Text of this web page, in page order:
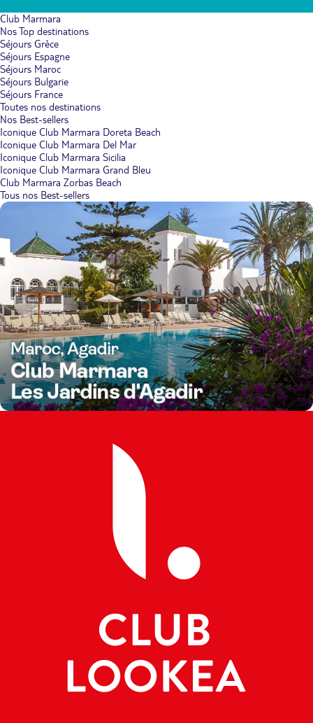
Club Marmara
Nos Top destinations
Séjours Grèce
Séjours Espagne
Séjours Maroc
Séjours Bulgarie
Séjours France
Toutes nos destinations
Nos Best-sellers
Iconique Club Marmara Doreta Beach
Iconique Club Marmara Del Mar
Iconique Club Marmara Sicilia
Iconique Club Marmara Grand Bleu
Club Marmara Zorbas Beach
Tous nos Best-sellers